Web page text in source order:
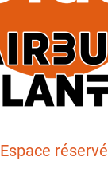
Espace réservé